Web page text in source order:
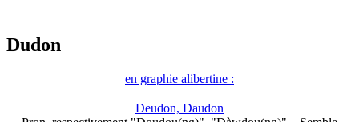
Dudon
en graphie alibertine :
Deudon, Daudon